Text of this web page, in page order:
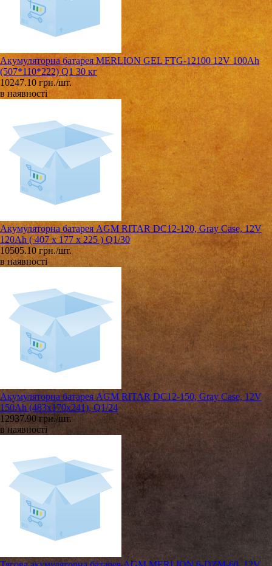
Акумуляторна батарея MERLION GEL FTG-12100 12V 100Ah
(507*110*222) Q1 30 кг
10247.10 грн./шт.
в наявності
Акумуляторна батарея AGM RITAR DC12-120, Gray Case, 12V
120Ah ( 407 x 177 x 225 ) Q1/30
10505.10 грн./шт.
в наявності
Акумуляторна батарея AGM RITAR DC12-150, Gray Case, 12V
150Ah (483х170х241), Q1/24
12937.90 грн./шт.
в наявності